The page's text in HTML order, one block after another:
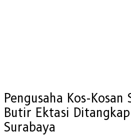
Pengusaha Kos-
Butir Ektasi
Surabaya